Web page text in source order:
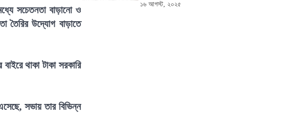
সচেতনতা বাড়ানো ও
তৈরির উদ্যোগ বাড়াতে
থাকা টাকা সরকারি
সভায় তার বিভিন্ন
১৬ আগস্ট, ২০২৫